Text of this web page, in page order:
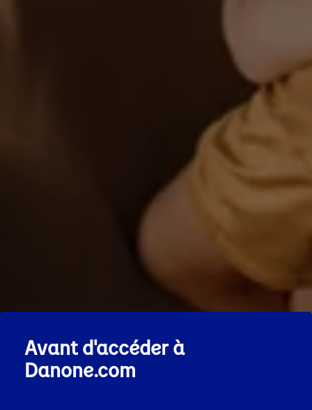
Avant d'accéder à
Danone.com